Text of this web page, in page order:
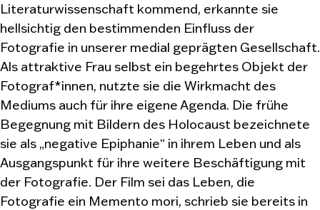
Literaturwissenschaft kommend, erkannte sie
hellsichtig den bestimmenden Einfluss der
Fotografie in unserer medial geprägten Gesellschaft.
Als attraktive Frau selbst ein begehrtes Objekt der
Fotograf*innen, nutzte sie die Wirkmacht des
Mediums auch für ihre eigene Agenda. Die frühe
Begegnung mit Bildern des Holocaust bezeichnete
sie als „negative Epiphanie“ in ihrem Leben und als
Ausgangspunkt für ihre weitere Beschäftigung mit
der Fotografie. Der Film sei das Leben, die
Fotografie ein Memento mori, schrieb sie bereits in